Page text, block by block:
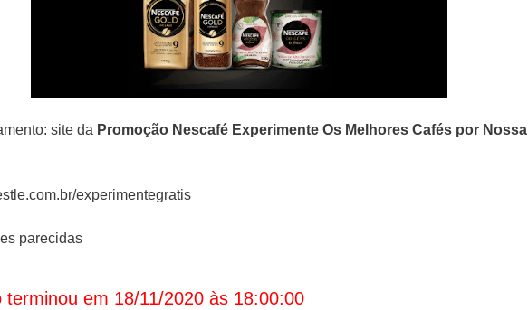
site da Promoção Nescafé Experimente Os Melhores Cafés por Nossa
experimentegratis
parecidas
terminou em 18/11/2020 às 18:00:00